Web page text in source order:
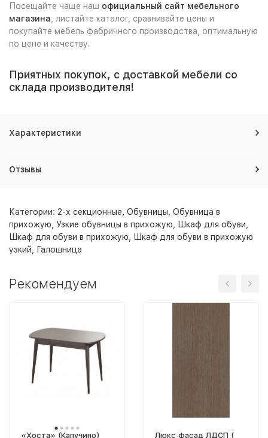
Посещайте чаще наш официальный сайт мебельного
магазина , листайте каталог, сравнивайте цены и
покупайте мебель фабричного производства, оптимальную
по цене и качеству.
Приятных покупок, с доставкой мебели со
склада производителя!
Характеристики
Отзывы
Категории: 2-х секционные Обувницы Обувница в
прихожую
Узкие обувницы в прихожую Шкаф для обуви
Шкаф для обуви в прихожую
Шкаф для обуви в прихожую
узкий
Галошница
Рекомендуем
«Хоста» (Капучино)
Люкс фасад ЛДСП (